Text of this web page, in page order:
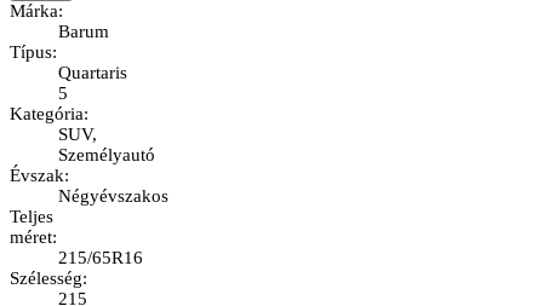
Márka:
Barum
Típus:
Quartaris
5
Kategória:
SUV,
Személyautó
Évszak:
Négyévszakos
Teljes
méret:
215/65R16
Szélesség:
215